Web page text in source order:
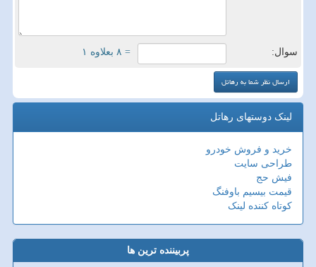
سوال: = ۸ بعلاوه ۱
لینک دوستهای رهاتل
خرید و فروش خودرو
طراحی سایت
فیش حج
قیمت بیسیم باوفنگ
کوتاه کننده لینک
پربیننده ترین ها